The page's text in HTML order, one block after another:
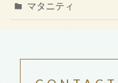
マタニティ